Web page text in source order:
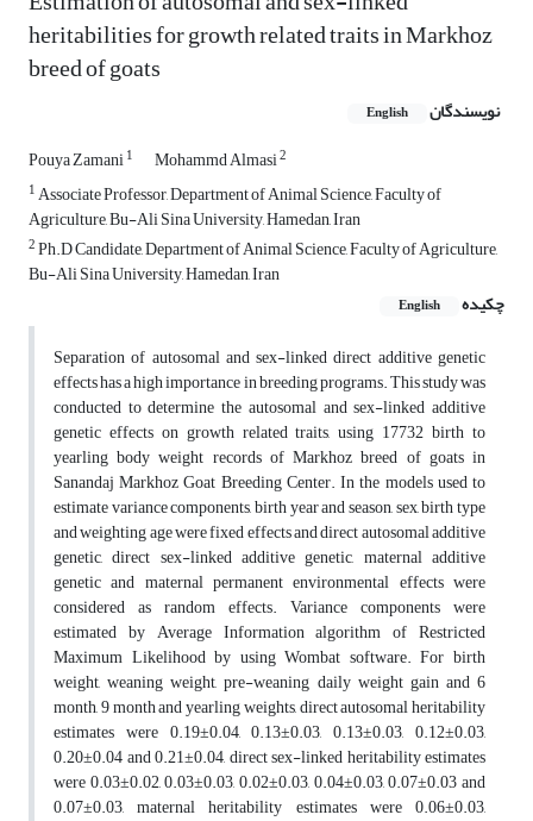
heritabilities for growth related traits in Markhoz
breed of goats
نویسندگان English
Pouya Zamani1 Mohammd Almasi2
1Associate Professor, Department of Animal Science, Faculty of
Agriculture, Bu-Ali Sina University, Hamedan, Iran
2Ph.D Candidate, Department of Animal Science, Faculty of Agriculture,
Bu-Ali Sina University, Hamedan, Iran
چکیده
English
Separation of autosomal and sex-linked direct additive genetic
effects has a high importance in breeding programs. This study was
conducted to determine the autosomal and sex-linked additive
genetic effects on growth related traits, using 17732 birth to
yearling body weight records of Markhoz breed of goats in
Sanandaj Markhoz Goat Breeding Center. In the models used to
estimate variance components, birth year and season, sex, birth type
and weighting age were fixed effects and direct autosomal additive
genetic, direct sex-linked additive genetic, maternal additive
genetic and maternal permanent environmental effects were
considered as random effects. Variance components were
estimated by Average Information algorithm of Restricted
Maximum Likelihood by using Wombat software. For birth
weight, weaning weight, pre-weaning daily weight gain and 6
month, 9 month and yearling weights, direct autosomal heritability
estimates were 0.19±0.04, 0.13±0.03, 0.13±0.03, 0.12±0.03,
0.20±0.04 and 0.21±0.04, direct sex-linked heritability estimates
were 0.03±0.02, 0.03±0.03, 0.02±0.03, 0.04±0.03, 0.07±0.03 and
0.07±0.03, maternal heritability estimates were 0.06±0.03,